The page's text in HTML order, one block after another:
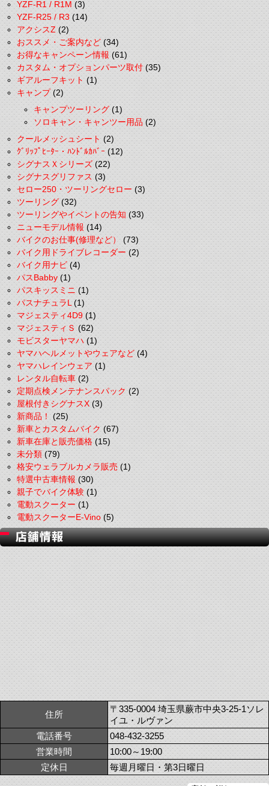
YZF-R1 / R1M(3)
YZF-R25 / R3(14)
アクシスZ(2)
おススメ・ご案内など(34)
お得なキャンペーン情報(61)
カスタム・オプションパーツ取付(35)
ギアルーフキット(1)
キャンプ(2)
キャンプツーリング(1)
ソロキャン・キャンツー用品(2)
クールメッシュシート(2)
ｸﾞﾘｯﾌﾟﾋｰﾀｰ・ﾊﾝﾄﾞﾙｶﾊﾞｰ(12)
シグナスＸシリーズ(22)
シグナスグリファス(3)
セロー250・ツーリングセロー(3)
ツーリング(32)
ツーリングやイベントの告知(33)
ニューモデル情報(14)
バイクのお仕事(修理など）(73)
バイク用ドライブレコーダー(2)
バイク用ナビ(4)
パスBabby(1)
パスキッスミニ(1)
パスナチュラL(1)
マジェスティ4D9(1)
マジェスティＳ(62)
モビスターヤマハ(1)
ヤマハヘルメットやウェアなど(4)
ヤマハレインウェア(1)
レンタル自転車(2)
定期点検メンテナンスパック(2)
屋根付きシグナスX(3)
新商品！(25)
新車とカスタムバイク(67)
新車在庫と販売価格(15)
未分類(79)
格安ウェラブルカメラ販売(1)
特選中古車情報(30)
親子でバイク体験(1)
電動スクーター(1)
電動スクーターE-Vino(5)
住所
〒335-0004 埼玉県蕨市中央3-25-1ソレ
イユ・ルヴァン
電話番号
048-432-3255
営業時間
10:00～19:00
定休日
毎週月曜日・第3日曜日